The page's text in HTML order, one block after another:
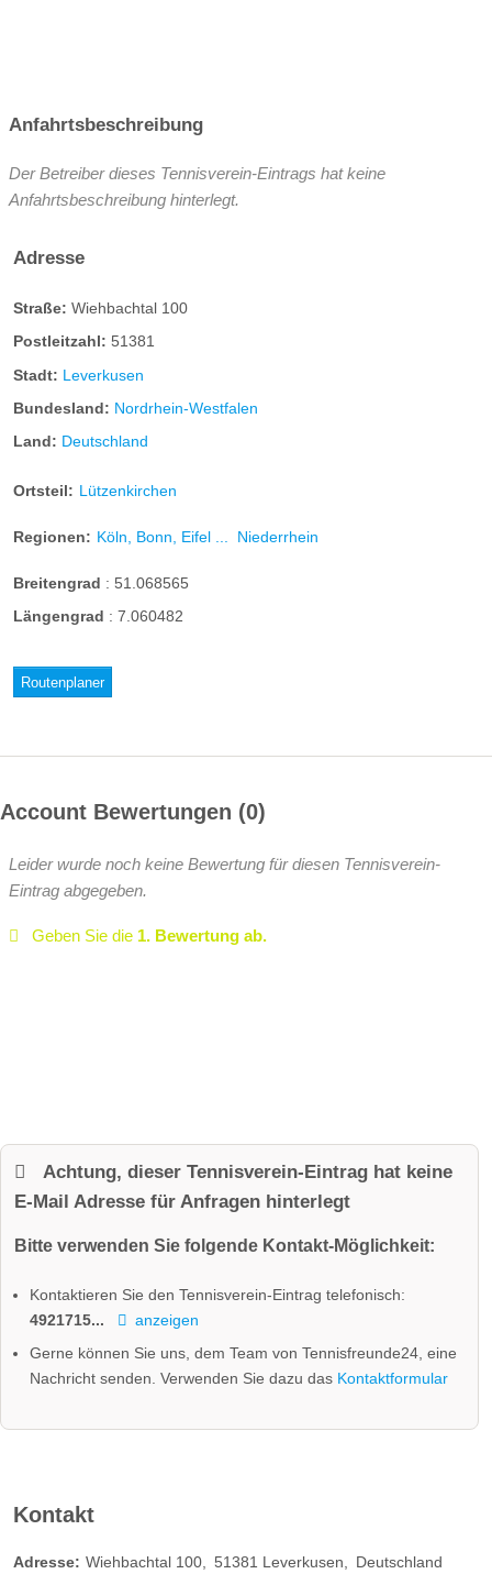
Anfahrtsbeschreibung
Der Betreiber dieses Tennisverein-Eintrags hat keine
Anfahrtsbeschreibung hinterlegt.
Adresse
Straße: Wiehbachtal 100
Postleitzahl: 51381
Stadt: Leverkusen
Bundesland: Nordrhein-Westfalen
Land: Deutschland
Ortsteil: Lützenkirchen
Regionen: Köln, Bonn, Eifel ... Niederrhein
Breitengrad : 51.068565
Längengrad : 7.060482
Routenplaner
Account Bewertungen 0
Leider wurde noch keine Bewertung für diesen Tennisverein-
Eintrag abgegeben.
Geben Sie die 1. Bewertung ab.
Achtung, dieser Tennisverein-Eintrag hat keine
E-Mail Adresse für Anfragen hinterlegt
Bitte verwenden Sie folgende Kontakt-Möglichkeit:
Kontaktieren Sie den Tennisverein-Eintrag telefonisch:
4921715...
anzeigen
Gerne können Sie uns, dem Team von Tennisfreunde24, eine
Nachricht senden. Verwenden Sie dazu das Kontaktformular
Kontakt
Adresse: Wiehbachtal 100 51381 Leverkusen
Deutschland